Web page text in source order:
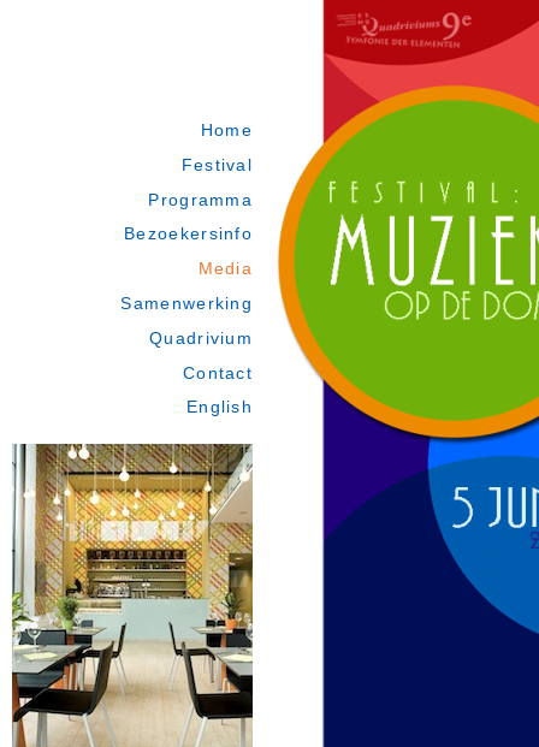
Home
Festival
Programma
Bezoekersinfo
Media
Samenwerking
Quadrivium
Contact
English